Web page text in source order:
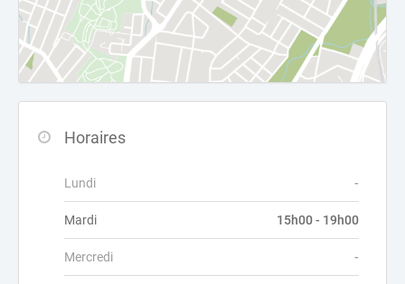
Horaires
Lundi -
Mardi 15h00 - 19h00
Mercredi -